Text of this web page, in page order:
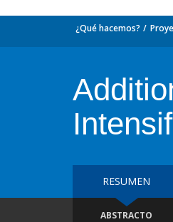
¿Qué hacemos?
RESUMEN
ABSTRACTO